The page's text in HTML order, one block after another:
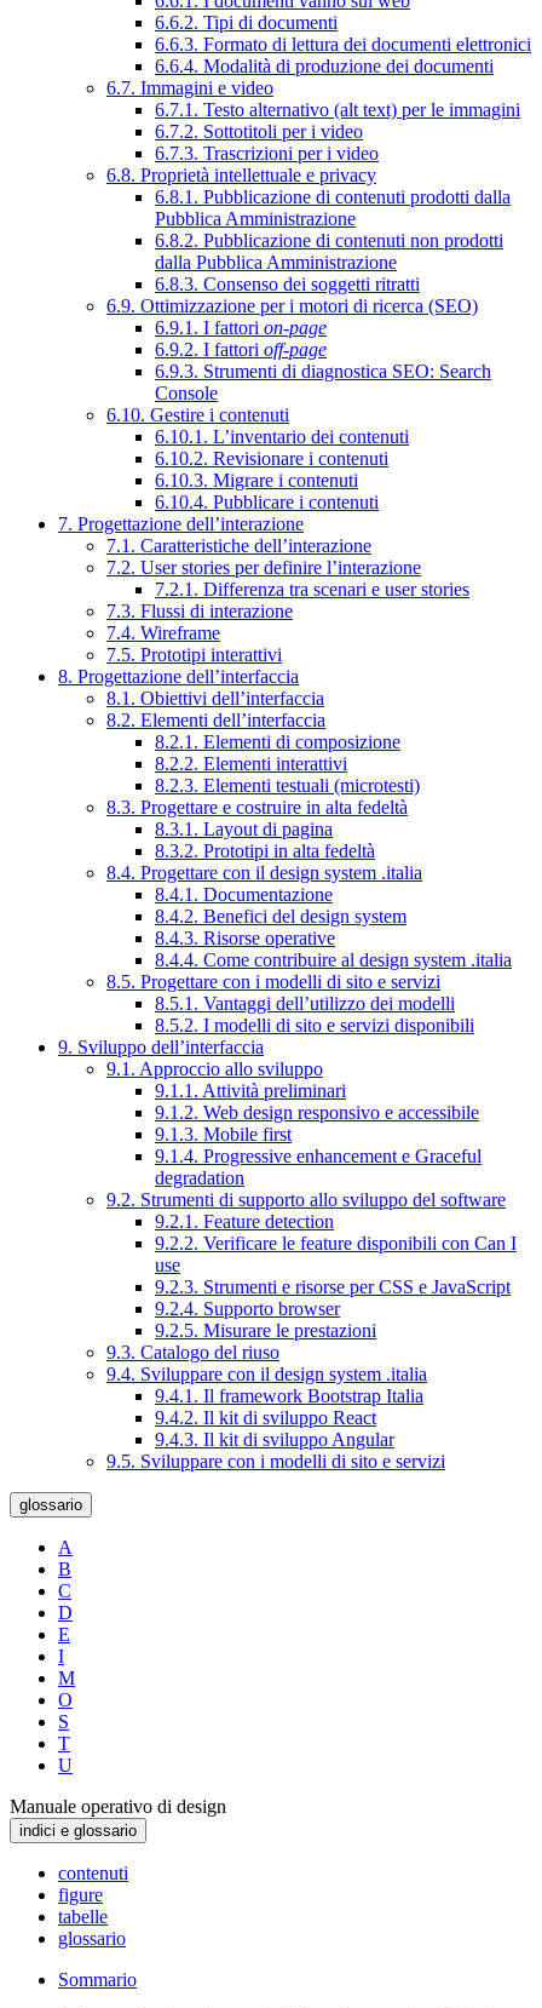
6.6.2. Tipi di documenti
6.6.3. Formato di lettura dei documenti elettronici
6.6.4. Modalità di produzione dei documenti
6.7. Immagini e video
6.7.1. Testo alternativo (alt text) per le immagini
6.7.2. Sottotitoli per i video
6.7.3. Trascrizioni per i video
6.8. Proprietà intellettuale e privacy
6.8.1. Pubblicazione di contenuti prodotti dalla
Pubblica Amministrazione
6.8.2. Pubblicazione di contenuti non prodotti
dalla Pubblica Amministrazione
6.8.3. Consenso dei soggetti ritratti
6.9. Ottimizzazione per i motori di ricerca (SEO)
6.9.1. I fattori on-page
6.9.2. I fattori off-page
6.9.3. Strumenti di diagnostica SEO: Search
Console
6.10. Gestire i contenuti
6.10.1. L’inventario dei contenuti
6.10.2. Revisionare i contenuti
6.10.3. Migrare i contenuti
6.10.4. Pubblicare i contenuti
7. Progettazione dell’interazione
7.1. Caratteristiche dell’interazione
7.2. User stories per definire l’interazione
7.2.1. Differenza tra scenari e user stories
7.3. Flussi di interazione
7.4. Wireframe
7.5. Prototipi interattivi
8. Progettazione dell’interfaccia
8.1. Obiettivi dell’interfaccia
8.2. Elementi dell’interfaccia
8.2.1. Elementi di composizione
8.2.2. Elementi interattivi
8.2.3. Elementi testuali (microtesti)
8.3. Progettare e costruire in alta fedeltà
8.3.1. Layout di pagina
8.3.2. Prototipi in alta fedeltà
8.4. Progettare con il design system .italia
8.4.1. Documentazione
8.4.2. Benefici del design system
8.4.3. Risorse operative
8.4.4. Come contribuire al design system .italia
8.5. Progettare con i modelli di sito e servizi
8.5.1. Vantaggi dell’utilizzo dei modelli
8.5.2. I modelli di sito e servizi disponibili
9. Sviluppo dell’interfaccia
9.1. Approccio allo sviluppo
9.1.1. Attività preliminari
9.1.2. Web design responsivo e accessibile
9.1.3. Mobile first
9.1.4. Progressive enhancement e Graceful
degradation
9.2. Strumenti di supporto allo sviluppo del software
9.2.1. Feature detection
9.2.2. Verificare le feature disponibili con Can I
use
9.2.3. Strumenti e risorse per CSS e JavaScript
9.2.4. Supporto browser
9.2.5. Misurare le prestazioni
9.3. Catalogo del riuso
9.4. Sviluppare con il design system .italia
9.4.1. Il framework Bootstrap Italia
9.4.2. Il kit di sviluppo React
9.4.3. Il kit di sviluppo Angular
9.5. Sviluppare con i modelli di sito e servizi
glossario
A
B
C
D
E
I
M
O
S
T
U
Manuale operativo di design
indici e glossario
contenuti
figure
tabelle
glossario
Sommario